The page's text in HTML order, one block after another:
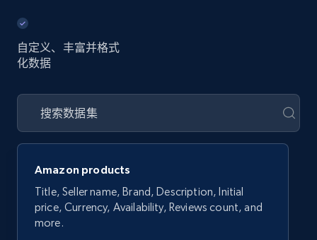
自定义、丰富并格式
化数据
Amazon products
Title, Seller name, Brand, Description, Initial
price, Currency, Availability, Reviews count, and
more.